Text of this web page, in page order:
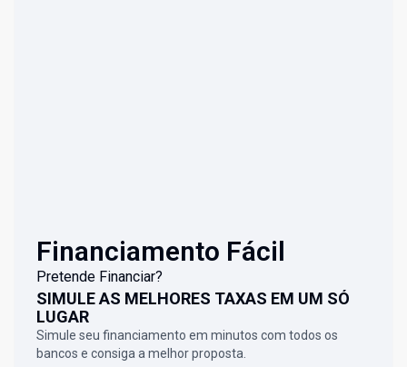
Financiamento Fácil
Pretende Financiar?
SIMULE AS MELHORES TAXAS EM UM SÓ
LUGAR
Simule seu financiamento em minutos com todos os
bancos e consiga a melhor proposta.